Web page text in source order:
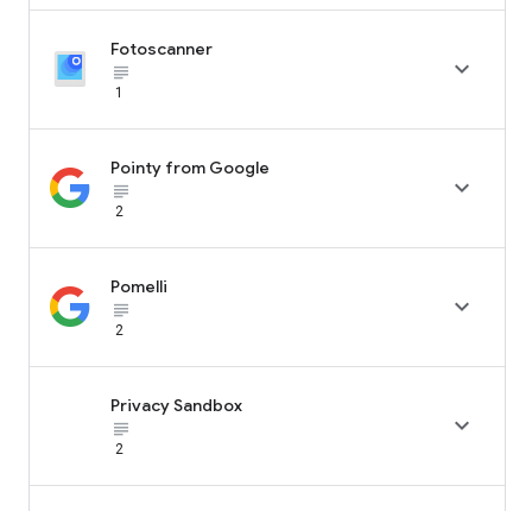
Fotoscanner
subject_black
1

Pointy from Google
subject_black
2

Pomelli
subject_black
2

Privacy Sandbox
subject_black
2
